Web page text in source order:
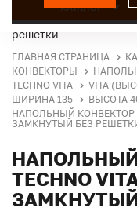
КАТАЛОГ
ГЛАВНАЯ СТРАНИЦА
КОНВЕКТОРЫ
TECHNO VITA
VITA
ШИРИНА 135
ВЫСОТА
НАПОЛЬНЫЙ КОНВЕКТОР
ЗАМКНУТЫЙ БЕЗ
TECHNO